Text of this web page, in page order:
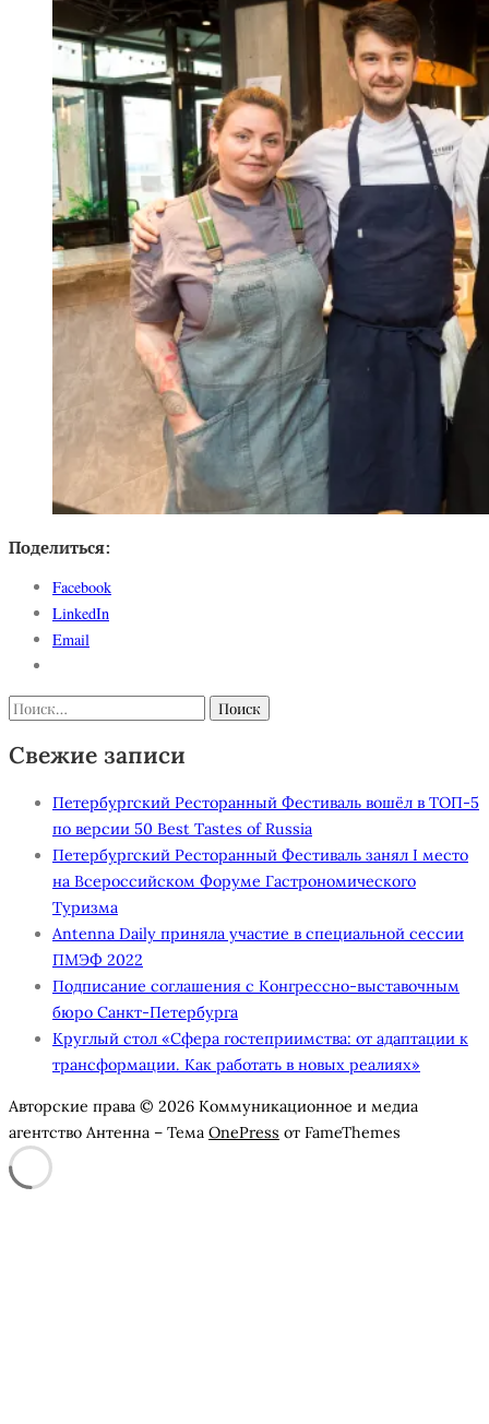
Поделиться:
Facebook
LinkedIn
Email
Найти:
Свежие записи
Петербургский Ресторанный Фестиваль вошёл в ТОП-5
по версии 50 Best Tastes of Russia
Петербургский Ресторанный Фестиваль занял I место
на Всероссийском Форуме Гастрономического
Туризма
Antenna Daily приняла участие в специальной сессии
ПМЭФ 2022
Подписание соглашения с Конгрессно-выставочным
бюро Санкт-Петербурга
Круглый стол «Сфера гостеприимства: от адаптации к
трансформации. Как работать в новых реалиях»
Авторские права © 2026 Коммуникационное и медиа
агентство Антенна – Тема OnePress от FameThemes